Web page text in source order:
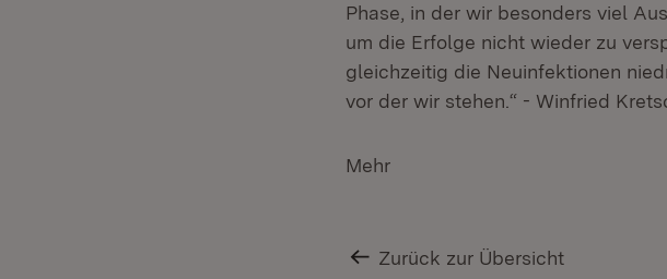
Phase, in der wir besonders viel
um die Erfolge nicht wieder zu
gleichzeitig die Neuinfektionen
vor der wir stehen.“ - Winfried
Mehr
Zurück zur Übersicht